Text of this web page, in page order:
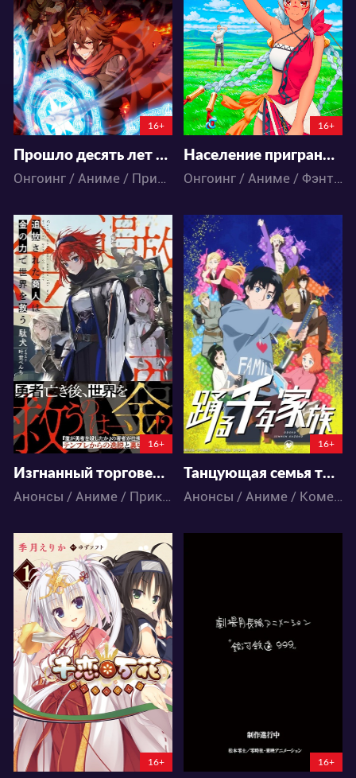
26 17
6:5:26:50
16+
Прошло десять лет с момента, как я сказал «Оставьте это на меня и уходите» и стал легендой
Онгоинг / Аниме / Приключения / Фэнтези / Экшен
27 21
6:5:9:50
16+
Население приграничного владения начинается с нуля
Онгоинг / Аниме / Фэнтези
388
3 0
84:15:9:50
16+
Изгнанный торговец спасает мир с помощью силы денег
Анонсы / Аниме / Приключения / Фэнтези
167
2 0
148:13:4:50
16+
Танцующая семья тысячелетия
Анонсы / Аниме / Комедия / Экшен
140
1 0
147:12:51:50
16+
180
149:12:19:50
16+